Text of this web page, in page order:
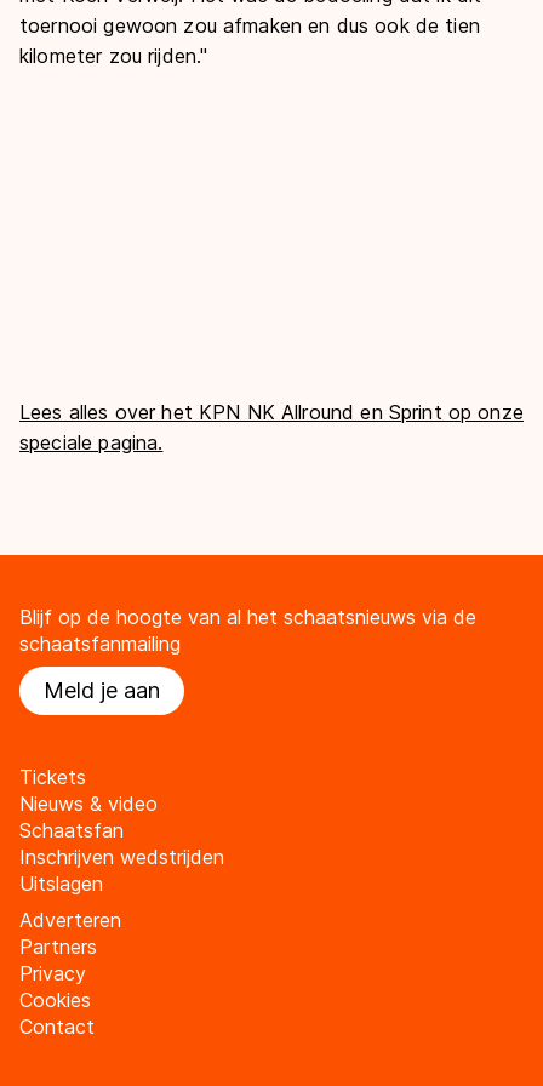
toernooi gewoon zou afmaken en dus ook de tien
kilometer zou rijden."
Lees alles over het KPN NK Allround en Sprint op onze
speciale pagina.
Blijf op de hoogte van al het schaatsnieuws via de
schaatsfanmailing
Meld je aan
Tickets
Nieuws & video
Schaatsfan
Inschrijven wedstrijden
Uitslagen
Adverteren
Partners
Privacy
Cookies
Contact